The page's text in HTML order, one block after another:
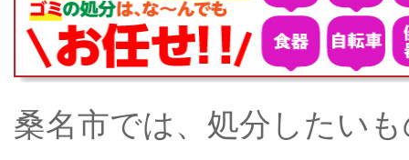
桑名市では、処分したい